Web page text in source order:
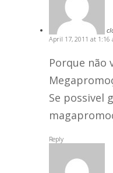
April 17, 2011 at 1:16
Porque não
Se possivel
Reply